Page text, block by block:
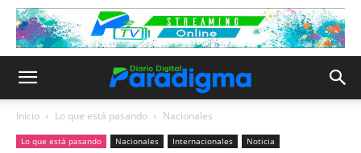
Inicio Lo que está pasando Nacionales
Lo que está pasando Nacionales Internacionales Noticia